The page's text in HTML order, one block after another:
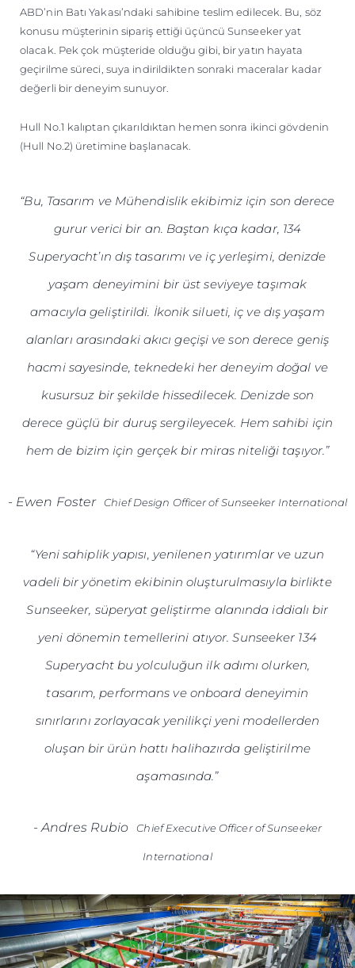
ABD’nin Batı Yakası’ndaki sahibine teslim edilecek. Bu, söz
konusu müşterinin sipariş ettiği üçüncü Sunseeker yat
olacak. Pek çok müşteride olduğu gibi, bir yatın hayata
geçirilme süreci, suya indirildikten sonraki maceralar kadar
değerli bir deneyim sunuyor.
Hull No.1 kalıptan çıkarıldıktan hemen sonra ikinci gövdenin
(Hull No.2) üretimine başlanacak.
“Bu, Tasarım ve Mühendislik ekibimiz için son derece
gurur verici bir an. Baştan kıça kadar, 134
Superyacht’ın dış tasarımı ve iç yerleşimi, denizde
yaşam deneyimini bir üst seviyeye taşımak
amacıyla geliştirildi. İkonik silueti, iç ve dış yaşam
alanları arasındaki akıcı geçişi ve son derece geniş
hacmi sayesinde, teknedeki her deneyim doğal ve
kusursuz bir şekilde hissedilecek. Denizde son
derece güçlü bir duruş sergileyecek. Hem sahibi için
hem de bizim için gerçek bir miras niteliği taşıyor.”
- Ewen Foster Chief Design Officer of Sunseeker International
“Yeni sahiplik yapısı, yenilenen yatırımlar ve uzun
vadeli bir yönetim ekibinin oluşturulmasıyla birlikte
Sunseeker, süperyat geliştirme alanında iddialı bir
yeni dönemin temellerini atıyor. Sunseeker 134
Superyacht bu yolculuğun ilk adımı olurken,
tasarım, performans ve onboard deneyimin
sınırlarını zorlayacak yenilikçi yeni modellerden
oluşan bir ürün hattı halihazırda geliştirilme
aşamasında.”
-Andres Rubio Chief Executive Officer of Sunseeker
International